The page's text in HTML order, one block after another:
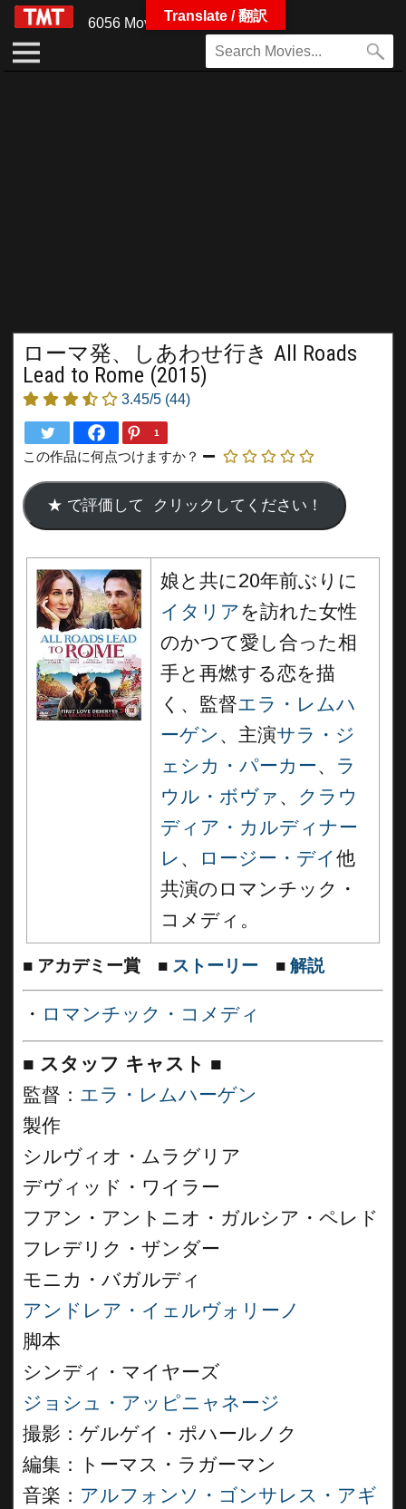
6056 Movies
ローマ発、しあわせ行き All Roads
Lead to Rome (2015)
3.45/5 (44)
1
この作品に何点つけますか？
娘と共に20年前ぶりに
イタリアを訪れた女性
のかつて愛し合った相
手と再燃する恋を描
く、監督エラ・レムハ
ーゲン 、主演サラ・ジ
ェシカ・パーカー、 ラ
ウル・ボヴァ 、 クラウ
ディア・カルディナー
レ 、 ロージー・デイ他
共演のロマンチック・
コメディ。
■ アカデミー賞 ■ ストーリー ■ 解説
・ ロマンチック・コメディ
■ スタッフ キャスト ■
監督： エラ・レムハーゲン
製作
シルヴィオ・ムラグリア
デヴィッド・ワイラー
フアン・アントニオ・ガルシア・ペレド
フレデリク・ザンダー
モニカ・バガルディ
アンドレア・イェルヴォリーノ
脚本
シンディ・マイヤーズ
ジョシュ・アッピニャネージ
撮影：ゲルゲイ・ポハールノク
編集：トーマス・ラガーマン
音楽： アルフォンソ・ゴンサレス・アギ
Translate / 翻訳